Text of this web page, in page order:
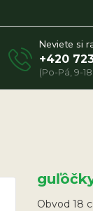
Neviete si
+420
(Po-Pá, 9-
Obvod 18